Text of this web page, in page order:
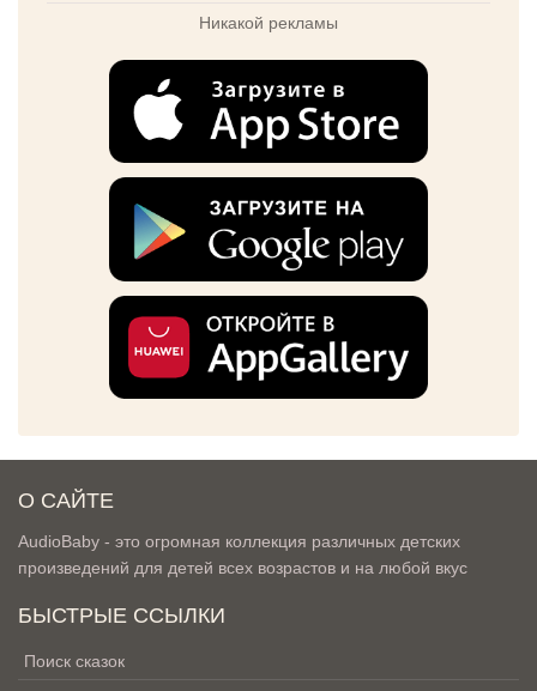
Никакой рекламы
О САЙТЕ
AudioBaby - это огромная коллекция различных детских
произведений для детей всех возрастов и на любой вкус
БЫСТРЫЕ ССЫЛКИ
Поиск сказок